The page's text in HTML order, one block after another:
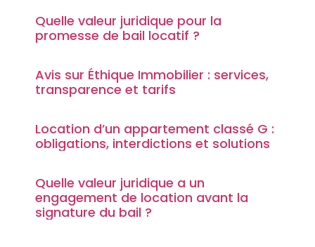
Quelle valeur juridique pour la
promesse de bail locatif ?
Avis sur Éthique Immobilier : services,
transparence et tarifs
Location d’un appartement classé G :
obligations, interdictions et solutions
Quelle valeur juridique a un
engagement de location avant la
signature du bail ?